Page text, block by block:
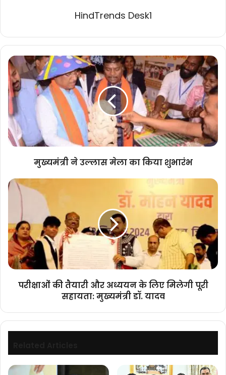
HindTrends Desk1
मुख्यमंत्री
ने
उल्लास
मेला
का
किया
शुभारंभ
मुख्यमंत्री ने उल्लास मेला का किया शुभारंभ
परीक्षाओं
की तैयारी
अध्ययन
के
लिए
मिलेगी
पूरी
सहायता:
मुख्यमंत्री
डॉ. यादव
परीक्षाओं की तैयारी और अध्ययन के लिए मिलेगी पूरी
सहायता: मुख्यमंत्री डॉ. यादव